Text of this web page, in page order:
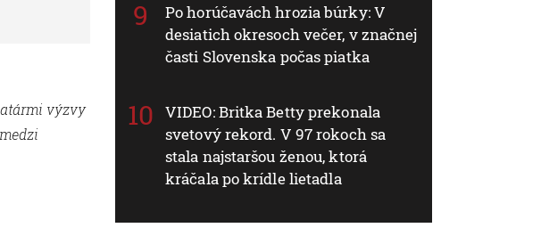
výzvy
Po horúčavách hrozia búrky: V
desiatich okresoch večer, v značnej
časti Slovenska počas piatka
VIDEO: Britka Betty prekonala
svetový rekord. V 97 rokoch sa
stala najstaršou ženou, ktorá
kráčala po krídle lietadla